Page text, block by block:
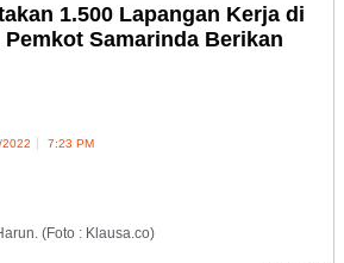
1.500 Lapangan Kerja di
Samarinda Berikan
2022 7:23 PM
(Foto : Klausa.co)